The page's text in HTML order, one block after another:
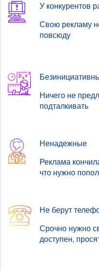
У конкурентов
Свою рекламу
повсюду
Ничего не
подталкивать
Ненадежные
Реклама
что нужно
Не берут
Срочно нужно
доступен,